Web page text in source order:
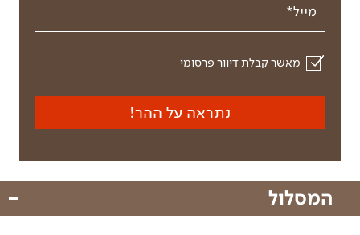
מייל*
מאשר קבלת דיוור פרסומי
נתראה על ההר!
המסלול